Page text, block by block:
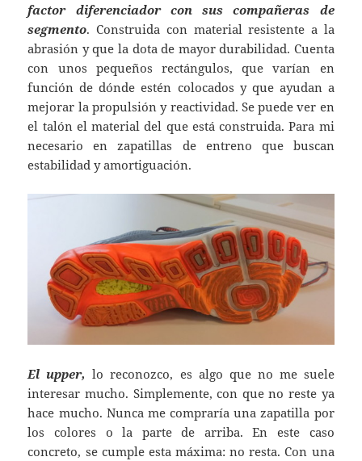
factor diferenciador con sus compañeras de
segmento. Construida con material resistente a la
abrasión y que la dota de mayor durabilidad. Cuenta
con unos pequeños rectángulos, que varían en
función de dónde estén colocados y que ayudan a
mejorar la propulsión y reactividad. Se puede ver en
el talón el material del que está construida. Para mi
necesario en zapatillas de entreno que buscan
estabilidad y amortiguación.
El upper, lo reconozco, es algo que no me suele
interesar mucho. Simplemente, con que no reste ya
hace mucho. Nunca me compraría una zapatilla por
los colores o la parte de arriba. En este caso
concreto, se cumple esta máxima: no resta. Con una